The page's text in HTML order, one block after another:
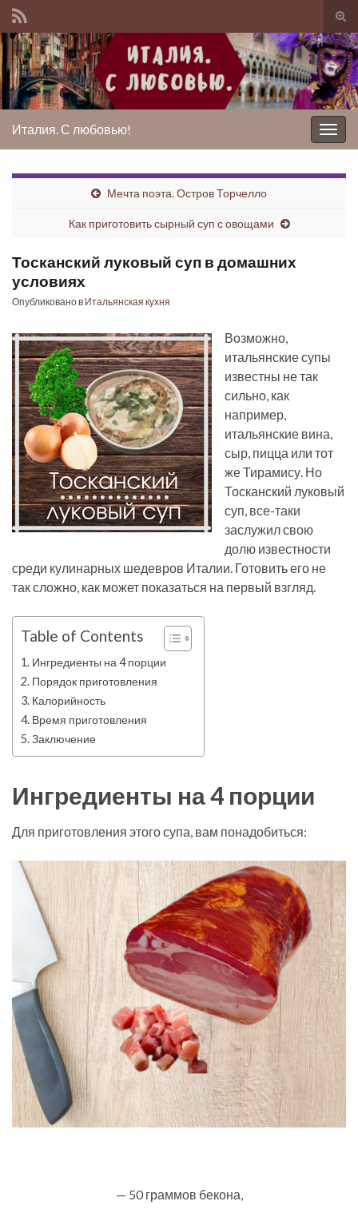
Вкл/
Search for:
Вкл/
выкл
Италия. С любовью!
Мечта поэта. Остров Торчелло
Как приготовить сырный суп с овощами
Тосканский луковый суп в домашних
условиях
Опубликовано в Итальянская кухня
Возможно,
итальянские супы
известны не так
сильно, как
например,
итальянские вина,
сыр, пицца или тот
же Тирамису. Но
Тосканский луковый
суп, все-таки
заслужил свою
долю известности
среди кулинарных шедевров Италии. Готовить его не
так сложно, как может показаться на первый взгляд.
Table of Contents
Ингредиенты на 4 порции
Порядок приготовления
Калорийность
Время приготовления
Заключение
Ингредиенты на 4 порции
Для приготовления этого супа, вам понадобиться:
— 50 граммов бекона,